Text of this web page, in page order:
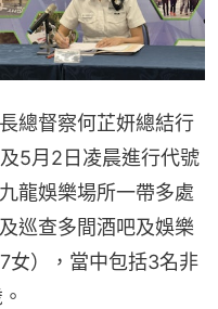
總督察何芷妍總結行
5月2日凌晨進行代號
龍娛樂場所一帶多處
巡查多間酒吧及娛樂
女），當中包括3名非